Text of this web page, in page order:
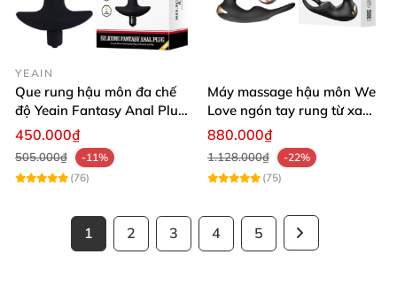
YEAIN
Que rung hậu môn đa chế
độ Yeain Fantasy Anal Plug
pin bền kích thích cực đỉnh
450.000₫
505.000₫
-11%
(76)
Máy massage hậu môn We
Love ngón tay rung từ xa
tăng khoái cảm
880.000₫
1.128.000₫
-22%
(75)
1 2 3 4 5